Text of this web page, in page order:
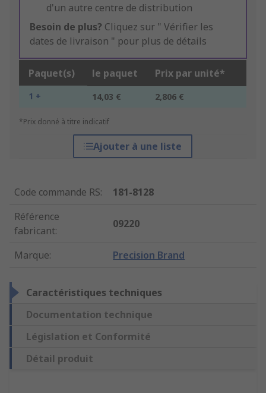
d'un autre centre de distribution
Besoin de plus? Cliquez sur " Vérifier les
dates de livraison " pour plus de détails
Paquet(s) le paquet Prix par unité*
1 + 14,03 € 2,806 €
*Prix donné à titre indicatif
Ajouter à une liste
Code commande RS:
181-8128
Référence
fabricant:
09220
Marque: Precision Brand
Caractéristiques techniques
Documentation technique
Législation et Conformité
Détail produit